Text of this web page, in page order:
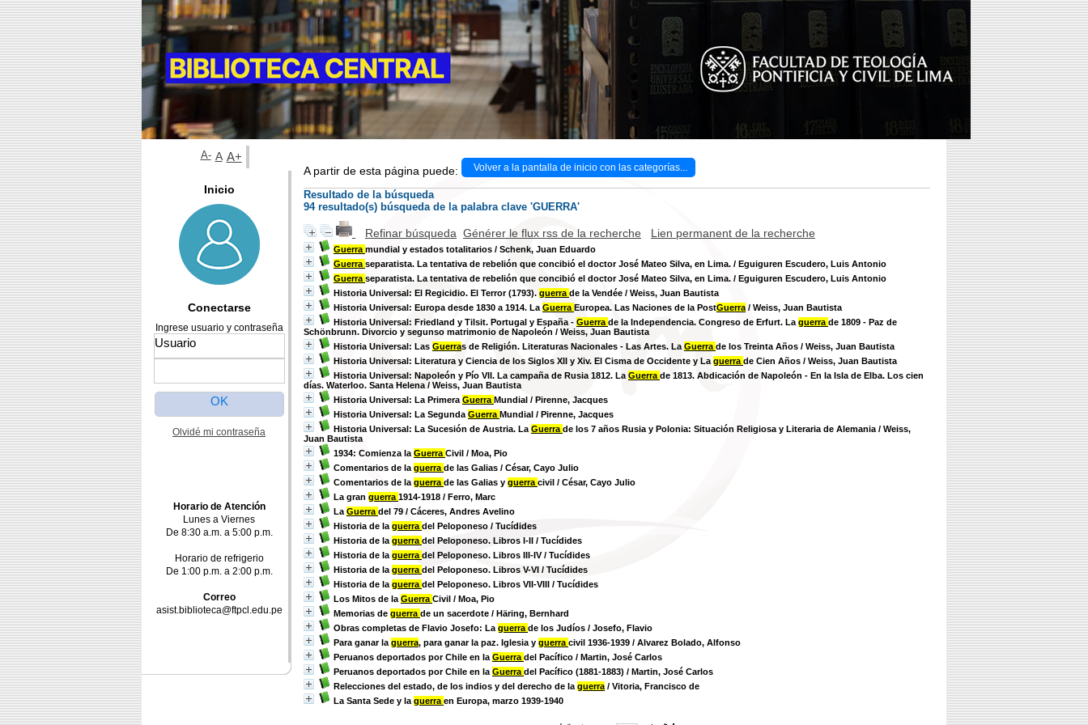
A partir de esta página puede: Volver a la pantalla de inicio con las categorías...
Resultado de la búsqueda
94 resultado(s) búsqueda de la palabra clave 'GUERRA'
Refinar búsqueda Générer le flux rss de la recherche Lien permanent de la recherche
Guerra mundial y estados totalitarios / Schenk, Juan Eduardo
Guerra separatista. La tentativa de rebelión que concibió el doctor José Mateo Silva, en Lima. / Eguiguren Escudero, Luis Antonio
Guerra separatista. La tentativa de rebelión que concibió el doctor José Mateo Silva, en Lima. / Eguiguren Escudero, Luis Antonio
Historia Universal: El Regicidio. El Terror (1793). guerra de la Vendée / Weiss, Juan Bautista
Historia Universal: Europa desde 1830 a 1914. La Guerra Europea. Las Naciones de la PostGuerra / Weiss, Juan Bautista
Historia Universal: Friedland y Tilsit. Portugal y España - Guerra de la Independencia. Congreso de Erfurt. La guerra de 1809 - Paz de
Schönbrunn. Divorcio y segunso matrimonio de Napoleón / Weiss, Juan Bautista
Historia Universal: Las Guerras de Religión. Literaturas Nacionales - Las Artes. La Guerra de los Treinta Años / Weiss, Juan Bautista
Historia Universal: Literatura y Ciencia de los Siglos XII y Xiv. El Cisma de Occidente y La guerra de Cien Años / Weiss, Juan Bautista
Historia Universal: Napoleón y Pío VII. La campaña de Rusia 1812. La Guerra de 1813. Abdicación de Napoleón - En la Isla de Elba. Los cien
días. Waterloo. Santa Helena / Weiss, Juan Bautista
Historia Universal: La Primera Guerra Mundial / Pirenne, Jacques
Historia Universal: La Segunda Guerra Mundial / Pirenne, Jacques
Historia Universal: La Sucesión de Austria. La Guerra de los 7 años Rusia y Polonia: Situación Religiosa y Literaria de Alemania / Weiss,
Juan Bautista
1934: Comienza la Guerra Civil / Moa, Pio
Comentarios de la guerra de las Galias / César, Cayo Julio
Comentarios de la guerra de las Galias y guerra civil / César, Cayo Julio
La gran guerra 1914-1918 / Ferro, Marc
La Guerra del 79 / Cáceres, Andres Avelino
Historia de la guerra del Peloponeso / Tucídides
Historia de la guerra del Peloponeso. Libros I-II / Tucídides
Historia de la guerra del Peloponeso. Libros III-IV/ Tucídides
Historia de la guerra del Peloponeso. Libros V-VI / Tucídides
Historia de la guerra del Peloponeso. Libros VII-VIII / Tucídides
Los Mitos de la Guerra Civil / Moa, Pio
Memorias de guerra de un sacerdote / Häring, Bernhard
Obras completas de Flavio Josefo: La guerra de los Judíos / Josefo, Flavio
Para ganar la guerra, para ganar la paz. Iglesia y guerra civil 1936-1939 / Alvarez Bolado, Alfonso
Peruanos deportados por Chile en la Guerra del Pacífico / Martin, José Carlos
Peruanos deportados por Chile en la Guerra del Pacífico (1881-1883) / Martin, José Carlos
Relecciones del estado, de los indios y del derecho de la guerra / Vitoria, Francisco de
La Santa Sede y la guerra en Europa, marzo 1939-1940
A- A A+
Inicio
Conectarse
Ingrese usuario y contraseña
Olvidé mi contraseña
Horario de Atención
Lunes a Viernes
De 8:30 a.m. a 5:00 p.m.
Horario de refrigerio
De 1:00 p.m. a 2:00 p.m.
Correo
asist.biblioteca@ftpcl.edu.pe